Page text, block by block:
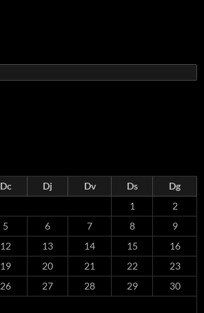
Dc Dj Dv Ds
Dg
1
2
5 6 7 8
9
12 13 14 15
16
19 20 21 22
23
26 27 28 29
30